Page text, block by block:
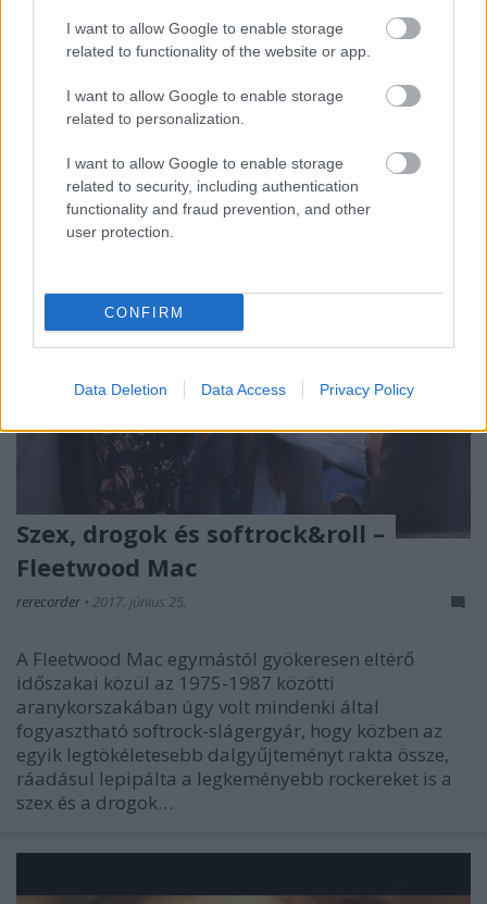
I want to allow Google to enable storage
related to functionality of the website or app.
I want to allow Google to enable storage
related to personalization.
I want to allow Google to enable storage
related to security, including authentication
functionality and fraud prevention, and other
user protection.
CONFIRM
Data Deletion Data Access Privacy Policy
A Los Angeles-i Haim testvértrió eddig két albuma a
odaállítható, de vajon harmadszorra is sikerült
megugraniuk a saját maguk által felállított lécet?
Szex, drogok és softrock&roll –
Fleetwood Mac
rerecorder • 2017. június 25.
A Fleetwood Mac egymástól gyökeresen eltérő
időszakai közül az 1975-1987 közötti
aranykorszakában úgy volt mindenki által
fogyasztható softrock-slágergyár, hogy közben az
egyik legtökéletesebb dalgyűjteményt rakta össze,
ráadásul lepipálta a legkeményebb rockereket is a
szex és a drogok…